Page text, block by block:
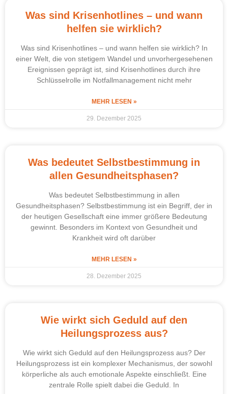
Was sind Krisenhotlines – und wann
helfen sie wirklich?
Was sind Krisenhotlines – und wann helfen sie wirklich? In
einer Welt, die von stetigem Wandel und unvorhergesehenen
Ereignissen geprägt ist, sind Krisenhotlines durch ihre
Schlüsselrolle im Notfallmanagement nicht mehr
MEHR LESEN »
29. Dezember 2025
Was bedeutet Selbstbestimmung in
allen Gesundheitsphasen?
Was bedeutet Selbstbestimmung in allen
Gesundheitsphasen? Selbstbestimmung ist ein Begriff, der in
der heutigen Gesellschaft eine immer größere Bedeutung
gewinnt. Besonders im Kontext von Gesundheit und
Krankheit wird oft darüber
MEHR LESEN »
28. Dezember 2025
Wie wirkt sich Geduld auf den
Heilungsprozess aus?
Wie wirkt sich Geduld auf den Heilungsprozess aus? Der
Heilungsprozess ist ein komplexer Mechanismus, der sowohl
körperliche als auch emotionale Aspekte einschließt. Eine
zentrale Rolle spielt dabei die Geduld. In